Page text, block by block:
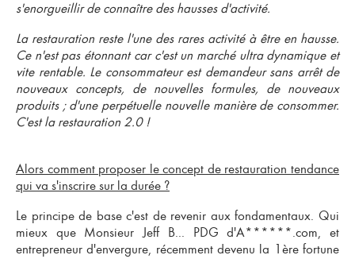
s'enorgueillir de connaître des hausses d'activité.
La restauration reste l'une des rares activité à être en hausse.
Ce n'est pas étonnant car c'est un marché ultra dynamiqueet
vite rentable. Le consommateur est demandeur sans arrêt de
nouveaux concepts, de nouvelles formules, de nouveaux
produits ; d'une perpétuelle nouvelle manière de consommer.
C'est la restauration 2.0 !
Alors comment proposer le concept de restauration tendance
qui va s'inscrire sur la durée ?
Le principe de base c'est de revenir aux fondamentaux. Qui
mieux que Monsieur Jeff B... PDG d'A******.com, et
entrepreneur d'envergure, récemment devenu la 1ère fortune